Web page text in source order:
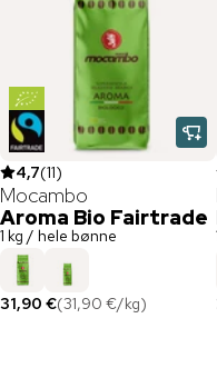
4,7(11)
Mocambo
Aroma Bio Fairtrade
1 kg / hele bønne
31,90 €(31,90 €/kg)